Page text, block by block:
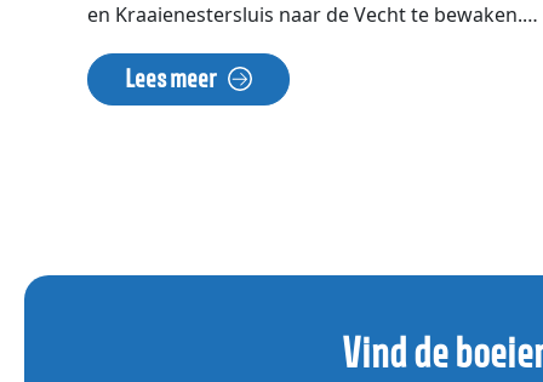
en Kraaienestersluis naar de Vecht te bewaken.
dienstwoning. Nadat de Hollandse Waterlinie is
opgeheven werd ook dit fort verlaten. Waar
waterlinieroute door de Bethunepolder.
Lees meer
Vind de